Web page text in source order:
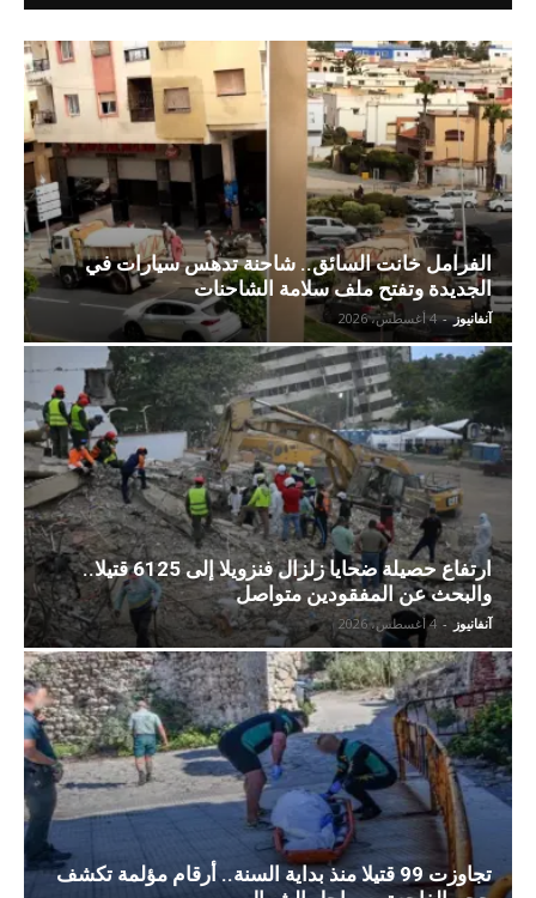
الفرامل خانت السائق.. شاحنة تدهس سيارات في
الجديدة وتفتح ملف سلامة الشاحنات
آنفانيوز - 4 أغسطس، 2026
ارتفاع حصيلة ضحايا زلزال فنزويلا إلى 6125 قتيلا..
والبحث عن المفقودين متواصل
آنفانيوز - 4 أغسطس، 2026
تجاوزت 99 قتيلا منذ بداية السنة.. أرقام مؤلمة تكشف